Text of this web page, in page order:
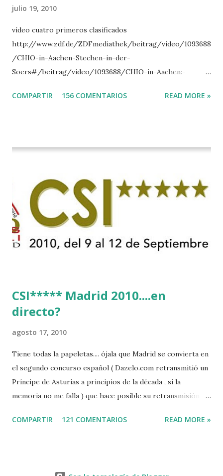
julio 19, 2010
vídeo cuatro primeros clasificados
http://www.zdf.de/ZDFmediathek/beitrag/video/1093688
/CHIO-in-Aachen-Stechen-in-der-
Soers#/beitrag/video/1093688/CHIO-in-Aachen:-
COMPARTIR 156 COMENTARIOS READ MORE »
CSI***** Madrid 2010....en
directo?
agosto 17, 2010
Tiene todas la papeletas.... ójala que Madrid se convierta en
el segundo concurso español ( Dazelo.com retransmitió un
Príncipe de Asturias a principios de la década , si la
memoria no me falla ) que hace posible su retransmisión via
mundo mundial...
COMPARTIR 121 COMENTARIOS READ MORE »